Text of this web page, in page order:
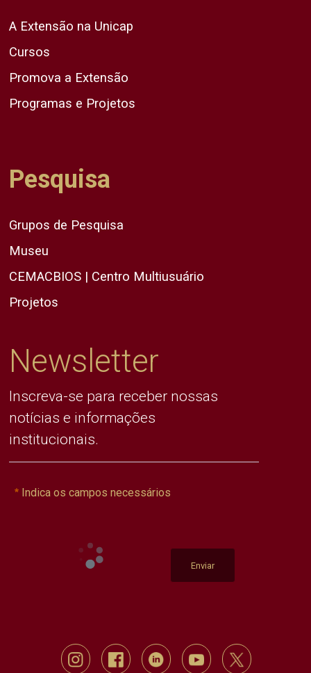
A Extensão na Unicap
Cursos
Promova a Extensão
Programas e Projetos
Pesquisa
Grupos de Pesquisa
Museu
CEMACBIOS | Centro Multiusuário
Projetos
Newsletter
Inscreva-se para receber nossas
notícias e informações
institucionais.
Indica os campos necessários
Enviar